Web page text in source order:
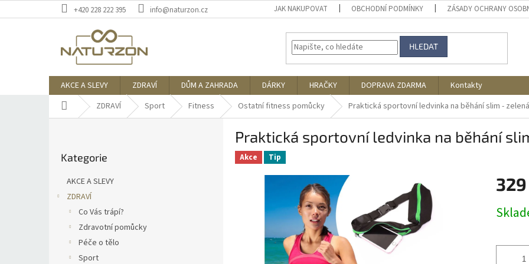
na
+420 228 222 395 info@naturzon.cz JAK NAKUPOVAT OBCHODNÍ PODMÍNKY ZÁSADY OCHRANY
HLEDAT
AKCE A SLEVY ZDRAVÍ DŮM A ZAHRADA DÁRKY HRAČKY DOPRAVA ZDARMA
Kontakty
Domů ZDRAVÍ Sport Fitness Ostatní fitness pomůcky Praktická sportovní ledvinka na běhání slim - zelená
kategorie
Kategorie
AKCE A SLEVY
ZDRAVÍ
Co Vás trápí?
Zdravotní pomůcky
Péče o tělo
Sport
Praktická sportovní ledvinka na běhání
Akce Tip
cena: